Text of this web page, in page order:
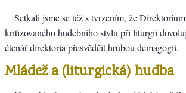
Setkali jsme se též s tvrzením, že
kritizovaného hudebního stylu při liturgii
čtenář direktoria přesvědčit hrubou demagogií.
Mládež a (liturgická) hudba